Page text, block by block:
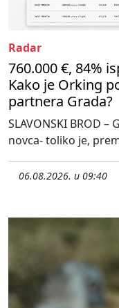
Radar
760.000 €, 84%
Kako je Orking
partnera Grada?
SLAVONSKI BROD
novca- toliko je,
06.08.2026. u 09:40